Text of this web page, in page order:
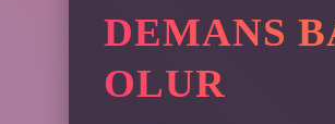
DEMANS
OLUR